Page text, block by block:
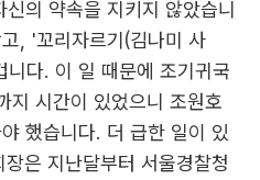
의 약속을 지키지 않았습니
, '꼬리자르기(김나미 사
다. 이 일 때문에 조기귀국
지 시간이 있었으니 조원호
했습니다. 더 급한 일이 있
은 지난달부터 서울경찰청